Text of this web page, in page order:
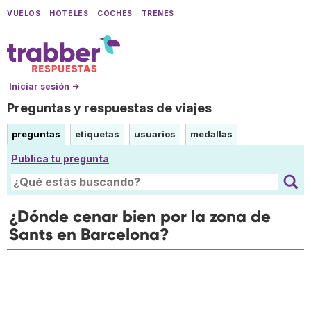
VUELOS HOTELES COCHES TRENES
Iniciar sesión →
Preguntas y respuestas de viajes
preguntas etiquetas usuarios medallas
Publica tu pregunta
¿Dónde cenar bien por la zona de
Sants en Barcelona?